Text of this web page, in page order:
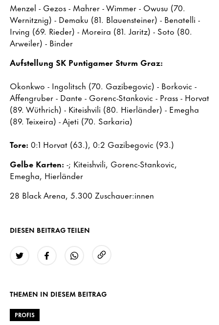
Menzel - Gezos - Mahrer - Wimmer - Owusu (70.
Wernitznig) - Demaku (81. Blauensteiner) - Benatelli -
Irving (69. Rieder) - Moreira (81. Jaritz) - Soto (80.
Arweiler) - Binder
Aufstellung SK Puntigamer Sturm Graz:
Okonkwo - Ingolitsch (70. Gazibegovic) - Borkovic -
Affengruber - Dante - Gorenc-Stankovic - Prass - Horvat
(89. Wüthrich) - Kiteishvili (80. Hierländer) - Emegha
(89. Teixeira) - Ajeti (70. Sarkaria)
Tore: 0:1 Horvat (63.), 0:2 Gazibegovic (93.)
Gelbe Karten: -; Kiteishvili, Gorenc-Stankovic,
Emegha, Hierländer
28 Black Arena, 5.300 Zuschauer:innen
DIESEN BEITRAG TEILEN
THEMEN IN DIESEM BEITRAG
PROFIS